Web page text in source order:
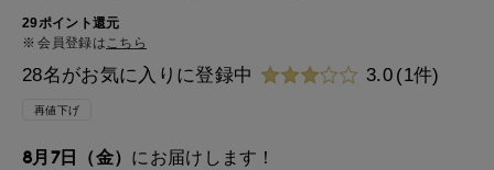
29ポイント還元
会員登録はこちら
28名がお気に入りに登録中 3.0 (1件)
再値下げ
8月7日（金） にお届けします！